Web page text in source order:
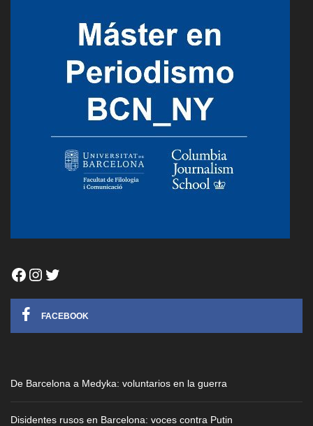
Facebook
Instagram
Twitter
FACEBOOK
De Barcelona a Medyka: voluntarios en la guerra
Disidentes rusos en Barcelona: voces contra Putin